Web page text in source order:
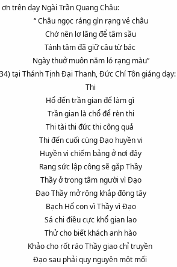
trên dạy Ngài Trần Quang Châu:
“ Châu ngọc ráng gìn rạng vẻ châu
Chớ nên lơ lãng để tâm sầu
Tánh tâm đã giữ câu từ bác
Ngày thuở muôn năm ló rạng màu”
tại Thánh Tịnh Đại Thanh, Đức Chí Tôn giáng dạy:
Thi
Hổ đến trần gian để làm gì
Trần gian là chổ để rèn thi
Thi tài thi đức thi công quả
Thi đến cuối cùng Đạo huyền vi
Huyền vi chiếm bảng ở nơi đây
Rang sức lập công sẽ gắp Thầy
Thầy ở trong tâm người vì Đạo
Đạo Thầy mở rộng khắp đông tây
Bạch Hổ con vì Thầy vì Đạo
Sá chi điều cực khổ gian lao
Thử cho biết khách anh hào
Khảo cho rốt ráo Thầy giao chỉ truyền
Đạo sau phải quy nguyên một mối